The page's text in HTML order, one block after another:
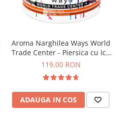
Aroma Narghilea Ways World
Trade Center - Piersica cu Ice
Tea, 200gr
119,00 RON
ADAUGA IN COS